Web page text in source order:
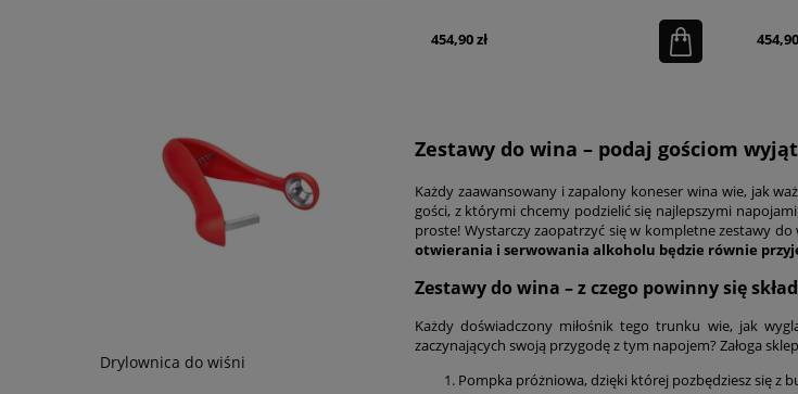
Drylownica do wiśni
czerwone
454,90 zł
Zestawy do wina – podaj gościom
Każdy zaawansowany i zapalony koneser wina wie, jak
gości, z którymi chcemy podzielić się najlepszymi
proste! Wystarczy zaopatrzyć się w kompletne zestawy
otwierania i serwowania alkoholu będzie równie
Zestawy do wina – z czego powinny się
Każdy doświadczony miłośnik tego trunku wie, jak
zaczynających swoją przygodę z tym napojem? Załoga
Pompka próżniowa, dzięki której pozbędziesz się z